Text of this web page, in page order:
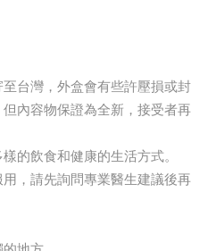
台灣，外盒會有些許壓損或封
內容物保證為全新，接受者再
的飲食和健康的生活方式。
，請先詢問專業醫生建議後再